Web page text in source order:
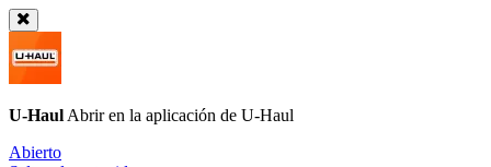
U-Haul Abrir en la aplicación de U-Haul
Abierto